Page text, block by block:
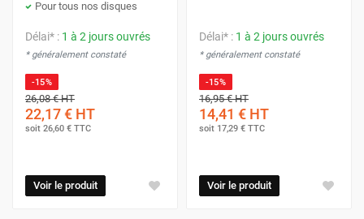
Pour tous nos disques
Délai* : 1 à 2 jours ouvrés
* généralement constaté
-15%
26,08 €HT
22,17 € HT
soit 26,60 € TTC
Voir le produit
Délai* : 1 à 2 jours ouvrés
* généralement constaté
-15%
16,95 €HT
14,41 € HT
soit 17,29 € TTC
Voir le produit